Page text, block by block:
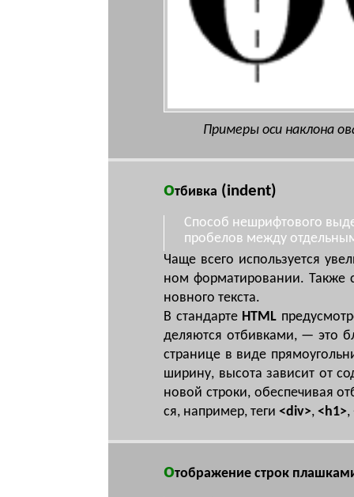
Примеры оси наклона
отбивка (indent)
Способ нешрифтового
пробелов между
Ча­ще все­го ис­поль­зу­ет­ся
ном фор­ма­ти­ро­ва­нии. Так­же
нов­но­го текс­та.
В стан­дар­те HTML
де­ля­ют­ся от­бив­ка­ми, — это
стра­ни­це в ви­де
ши­ри­ну, вы­со­та за­ви­сит от
но­вой стро­ки, обес­пе­чи­вая
ся, на­при­мер, те­ги <div>, <h1>,
отображение строк